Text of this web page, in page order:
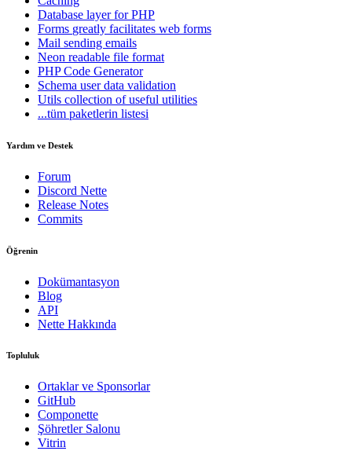
Database layer for PHP
Forms greatly facilitates web forms
Mail sending emails
Neon readable file format
PHP Code Generator
Schema user data validation
Utils collection of useful utilities
...tüm paketlerin listesi
Yardım ve Destek
Forum
Discord Nette
Release Notes
Commits
Öğrenin
Dokümantasyon
Blog
API
Nette Hakkında
Topluluk
Ortaklar ve Sponsorlar
GitHub
Componette
Şöhretler Salonu
Vitrin